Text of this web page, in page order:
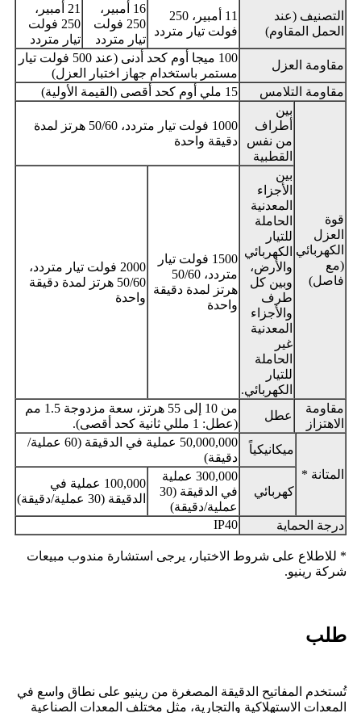
التصنيف (عند
الحمل المقاوم)
11 أمبير، 250
فولت تيار متردد
16 أمبير،
250 فولت
تيار متردد
21 أمبير،
250 فولت
تيار متردد
مقاومة العزل
100 ميجا أوم كحد أدنى (عند 500 فولت تيار
مستمر باستخدام جهاز اختبار العزل)
مقاومة التلامس
15 ملي أوم كحد أقصى (القيمة الأولية)
قوة
العزل
الكهربائي
(مع
فاصل)
بين
أطراف
من نفس
القطبية
1000 فولت تيار متردد، 50/60 هرتز لمدة
دقيقة واحدة
بين
الأجزاء
المعدنية
الحاملة
للتيار
الكهربائي
والأرض،
وبين كل
طرف
والأجزاء
المعدنية
غير
الحاملة
للتيار
الكهربائي.
1500 فولت تيار
متردد، 50/60
هرتز لمدة دقيقة
واحدة
2000 فولت تيار متردد،
50/60 هرتز لمدة دقيقة
واحدة
مقاومة
الاهتزاز
عطل
من 10 إلى 55 هرتز، سعة مزدوجة 1.5 مم
(عطل: 1 مللي ثانية كحد أقصى).
المتانة *
ميكانيكياً
50,000,000 عملية في الدقيقة (60 عملية/
دقيقة)
كهربائي
300,000 عملية
في الدقيقة (30
عملية/دقيقة)
100,000 عملية في
الدقيقة (30 عملية/دقيقة)
درجة الحماية
IP40
* للاطلاع على شروط الاختبار، يرجى استشارة مندوب مبيعات
شركة رينيو.
طلب
تُستخدم المفاتيح الدقيقة المصغرة من رينيو على نطاق واسع في
المعدات الاستهلاكية والتجارية، مثل مختلف المعدات الصناعية